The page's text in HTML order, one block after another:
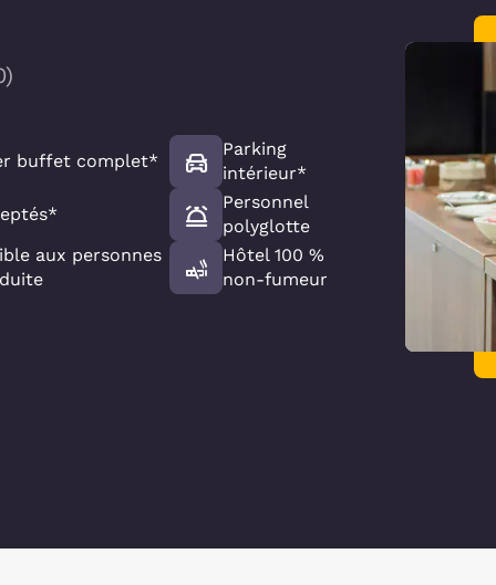
)
buffet complet*
aux personnes
Parking
intérieur*
Personnel
polyglotte
Hôtel 100 %
non-fumeur